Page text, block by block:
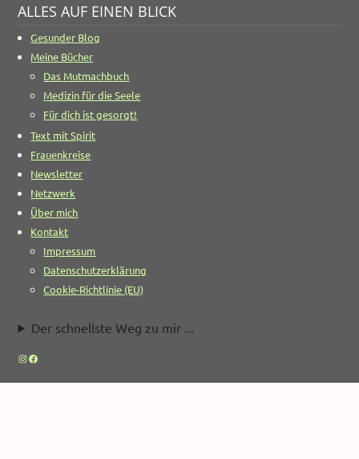
ALLES AUF EINEN BLICK
Gesunder Blog
Meine Bücher
Das Mutmachbuch
Medizin für die Seele
Für dich ist gesorgt!
Text mit Spirit
Frauenkreise
Newsletter
Netzwerk
Über mich
Kontakt
Impressum
Datenschutzerklärung
Cookie-Richtlinie (EU)
Der schnellste Weg zu mir ...
Instagram
Facebook